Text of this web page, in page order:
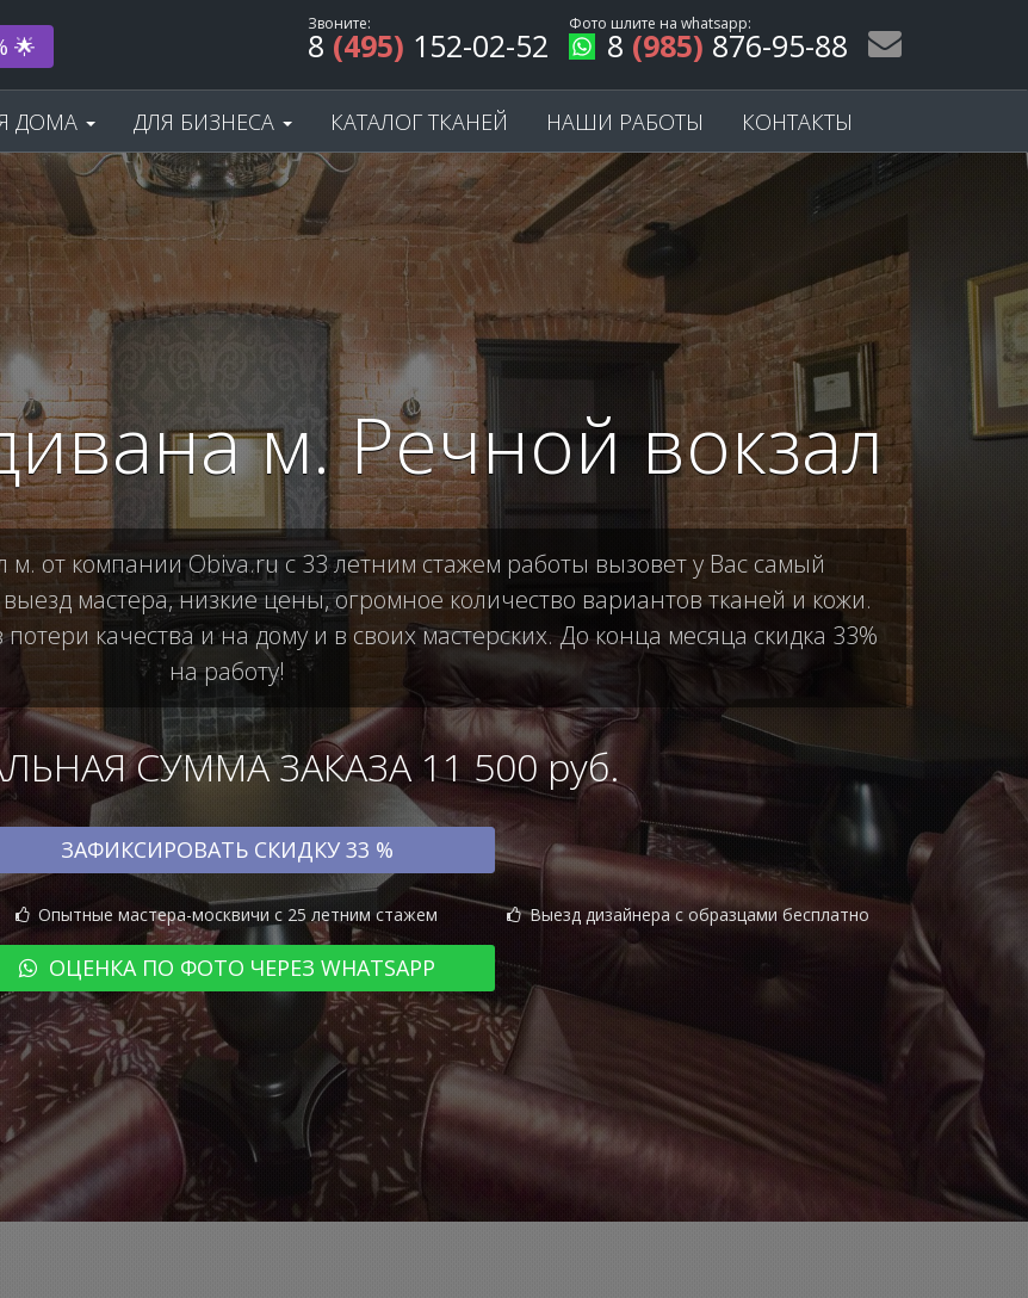
Звоните:
8 (495) 152-02-52
Фото шлите на whatsapp:
8 (985) 876-95-88
ДОМА ДЛЯ БИЗНЕСА КАТАЛОГ ТКАНЕЙ НАШИ РАБОТЫ КОНТАКТЫ
м. Речной вокзал
от компании Obiva.ru с 33 летним стажем работы вызовет у Вас самый
мастера, низкие цены, огромное количество вариантов тканей и кожи.
качества и на дому и в своих мастерских. До конца месяца скидка 33%
на работу!
СУММА ЗАКАЗА 11 500 руб.
ЗАФИКСИРОВАТЬ СКИДКУ 33 %
Опытные мастера-москвичи с 25 летним стажем Выезд дизайнера с образцами бесплатно
ОЦЕНКА ПО ФОТО ЧЕРЕЗ WHATSAPP